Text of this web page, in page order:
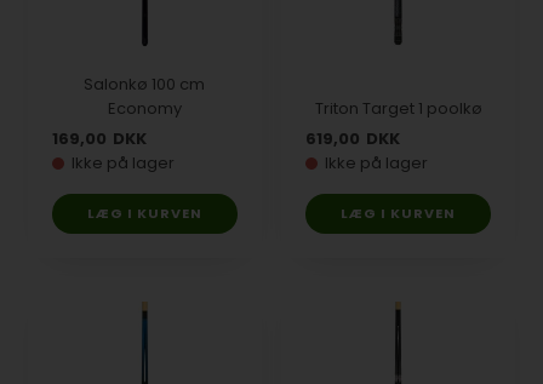
Salonkø 100 cm
Economy
169,00 DKK
Ikke på lager
Triton Target 1 poolkø
619,00 DKK
Ikke på lager